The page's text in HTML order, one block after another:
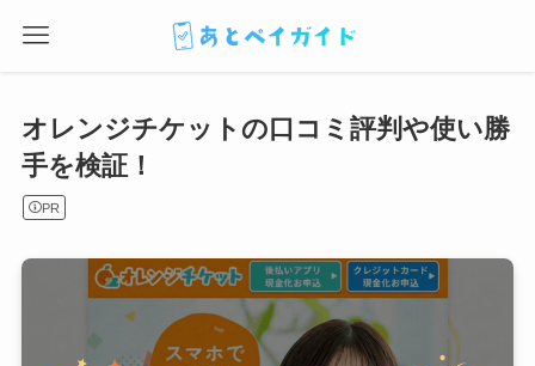
オレンジチケットの口コミ評判や使い勝
手を検証！
PR